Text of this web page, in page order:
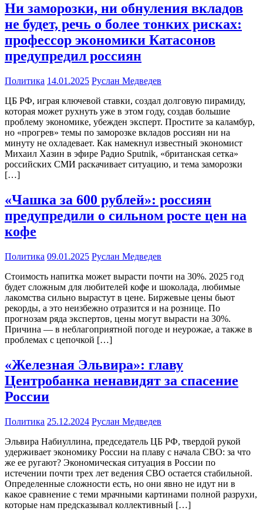
Ни заморозки, ни обнуления вкладов
не будет, речь о более тонких рисках:
профессор экономики Катасонов
предупредил россиян
Политика 14.01.2025 Руслан Медведев
ЦБ РФ, играя ключевой ставки, создал долговую пирамиду,
которая может рухнуть уже в этом году, создав большие
проблему экономике, убежден эксперт. Простите за каламбур,
но «прогрев» темы по заморозке вкладов россиян ни на
минуту не охладевает. Как намекнул известный экономист
Михаил Хазин в эфире Радио Sputnik, «британская сетка»
российских СМИ раскачивает ситуацию, и тема заморозки
[…]
«Чашка за 600 рублей»: россиян
предупредили о сильном росте цен на
кофе
Политика 09.01.2025 Руслан Медведев
Стоимость напитка может вырасти почти на 30%. 2025 год
будет сложным для любителей кофе и шоколада, любимые
лакомства сильно вырастут в цене. Биржевые цены бьют
рекорды, а это неизбежно отразится и на рознице. По
прогнозам ряда экспертов, цены могут вырасти на 30%.
Причина — в неблагоприятной погоде и неурожае, а также в
проблемах с цепочкой […]
«Железная Эльвира»: главу
Центробанка ненавидят за спасение
России
Политика 25.12.2024 Руслан Медведев
Эльвира Набиуллина, председатель ЦБ РФ, твердой рукой
удерживает экономику России на плаву с начала СВО: за что
же ее ругают? Экономическая ситуация в России по
истечении почти трех лет ведения СВО остается стабильной.
Определенные сложности есть, но они явно не идут ни в
какое сравнение с теми мрачными картинами полной разрухи,
которые нам предсказывал коллективный […]